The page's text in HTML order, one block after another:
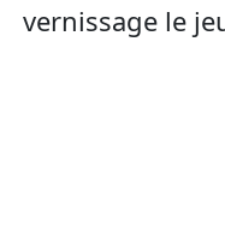
vernissage le